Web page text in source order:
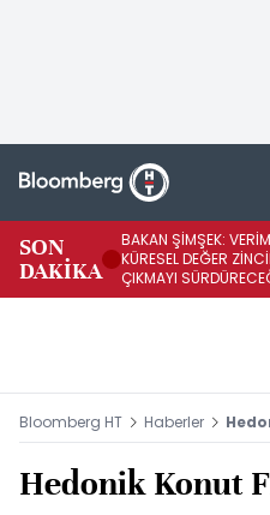
SON
DAKİKA
BAKAN ŞİMŞEK:
KÜRESEL DEĞER
ÇIKMAYI
Bloomberg HT Haberler
Hedonik Konut